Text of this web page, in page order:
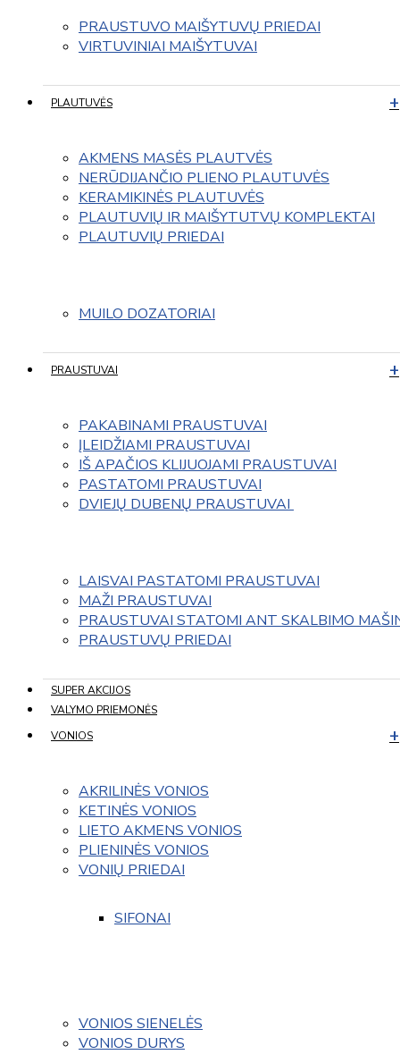
PRAUSTUVO MAIŠYTUVŲ PRIEDAI
VIRTUVINIAI MAIŠYTUVAI
PLAUTUVĖS
AKMENS MASĖS PLAUTVĖS
NERŪDIJANČIO PLIENO PLAUTUVĖS
KERAMIKINĖS PLAUTUVĖS
PLAUTUVIŲ IR MAIŠYTUTVŲ KOMPLEKTAI
PLAUTUVIŲ PRIEDAI
MUILO DOZATORIAI
PRAUSTUVAI
PAKABINAMI PRAUSTUVAI
ĮLEIDŽIAMI PRAUSTUVAI
IŠ APAČIOS KLIJUOJAMI PRAUSTUVAI
PASTATOMI PRAUSTUVAI
DVIEJŲ DUBENŲ PRAUSTUVAI
LAISVAI PASTATOMI PRAUSTUVAI
MAŽI PRAUSTUVAI
PRAUSTUVAI STATOMI ANT SKALBIMO
PRAUSTUVŲ PRIEDAI
SUPER AKCIJOS
VALYMO PRIEMONĖS
VONIOS
AKRILINĖS VONIOS
KETINĖS VONIOS
LIETO AKMENS VONIOS
PLIENINĖS VONIOS
VONIŲ PRIEDAI
SIFONAI
VONIOS SIENELĖS
VONIOS DURYS